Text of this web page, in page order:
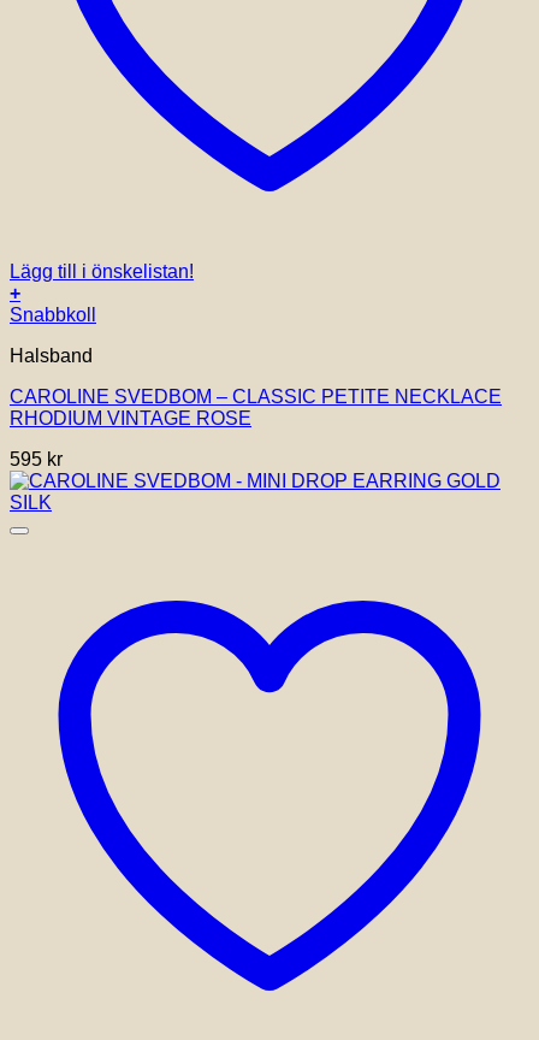
Lägg till i önskelistan!
+
Snabbkoll
Halsband
CAROLINE SVEDBOM – CLASSIC PETITE NECKLACE
RHODIUM VINTAGE ROSE
595 kr